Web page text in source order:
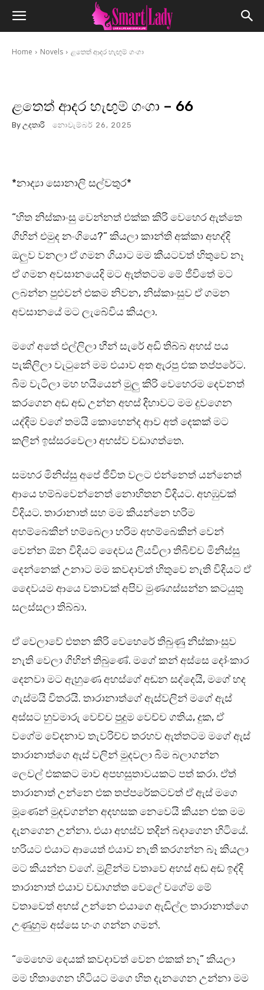
Home Novels ළතෙත් ආදර හැඟුම් ගංගා
ළතෙත් ආදර හැඟුම් ගංගා – 66
By උදතාරි නොවැම්බර් 26, 2025
*නාද්‍යා සොනාලි සල්වතුර*
“හිත නිස්කාංසු වෙන්නත් එක්ක කිරි වෙහෙර ඇත්තෙ
ගිහින් එමුද නංගියෙ?” කියලා කාන්ති අක්කා අහද්දි
ඔලුව වනලා ඒ ගමන ගියාට මම කීයටවත් හිතුවෙ නෑ
ඒ ගමන අවසානයෙදි මට ඇත්තටම මේ ජීවිතේ මට
ලබන්න පුළුවන් එකම නිවන, නිස්කාංසුව ඒ ගමන
අවසානයේ මට ලැබේවිය කියලා.
මගේ අතේ එල්ලිලා හීන් සැරේ අඩි තිබ්බ අහස් පය
පැකිලිලා වැටුනේ මම එයාව අත ඇරපු එක තප්පරේට.
බිම වැටිලා මහ හයියෙන් මුලු කිරි වෙහෙරම දෙවනත්
කරගෙන අඬ අඬ උන්න අහස් දිහාවට මම දුවගෙන
යද්දිම වගේ තමයි කොහෙන්ද ආව අත් දෙකක් මට
කලින් ඉස්සරවෙලා අහස්ව වඩාගත්තෙ.
සමහර මිනිස්සු අපේ ජීවිත වලට එන්නෙත් යන්නෙත්
ආයෙ හම්බවෙන්නෙත් නොහිතන විදියට. අහඹුවක්
විදියට. තාරානාත් සහ මම කියන්නෙ හරිම
අහම්බෙකින් හම්බෙලා හරිම අහම්බෙකින් වෙන්
වෙන්න ඕන විදියට දෛවය ලියවිලා තිබිච්ච මිනිස්සු
දෙන්නෙක් උනාට මම කවදාවත් හිතුවෙ නැති විදියට ඒ
දෛවයම ආයෙ වතාවක් අපිව මුණගස්සන්න කටයුතු
සලස්සලා තිබ්බා.
ඒ වෙලාවේ එතන කිරි වෙහෙරේ තිබුණු නිස්කාංසුව
නැති වෙලා ගිහින් තිබුණේ. මගේ කන් අස්සෙ දෝංකාර
දෙනවා මට ඇහුණෙ අහස්ගේ අඬන සද්දෙයි, මගේ හද
ගැස්මයි විතරයි. තාරානාත්ගේ ඇස්වලින් මගේ ඇස්
අස්සට හුවමාරු වෙච්ච පුදුම වෙච්ච ගතිය, දුක, ඒ
වගේම වේදනාව තැවරිච්ච තරහව ඇත්තටම මගේ ඇස්
තාරානාත්ගෙ ඇස් වලින් මුදවලා බිම බලාගන්න
ලෙවල් එකකට මාව අපහසුතාවයකට පත් කරා. ඒත්
තාරානාත් උන්නෙ එක තප්පරේකටවත් ඒ ඇස් මගෙ
මූණෙන් මුදවගන්න අදහසක නෙවෙයි කියන එක මම
දැනගෙන උන්නා. එයා අහස්ව තදින් බදාගෙන හිටියේ.
හරියට එයාට ආයෙත් එයාව නැති කරගන්න බෑ කියලා
මට කියන්න වගේ. මුළින්ම වතාවෙ අහස් අඬ අඬ ඉද්දි
තාරානාත් එයාව වඩාගත්ත වෙලේ වගේම මේ
වතාවෙත් අහස් උන්නෙ එයාගෙ ඇඬිල්ල තාරානාත්ගෙ
උණුහුම අස්සෙ හංග ගන්න ගමන්.
“මෙහෙම දෙයක් කවදාවත් වෙන එකක් නෑ” කියලා
මම හිතාගෙන හිටියට මගෙ හිත දැනගෙන උන්නා මම